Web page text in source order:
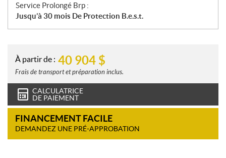
Service Prolongé Brp :
Jusqu’à 30 mois De Protection B.e.s.t.
À partir de : 40 904 $
Frais de transport et préparation inclus.
CALCULATRICE
DE PAIEMENT
FINANCEMENT FACILE
DEMANDEZ UNE PRÉ-APPROBATION